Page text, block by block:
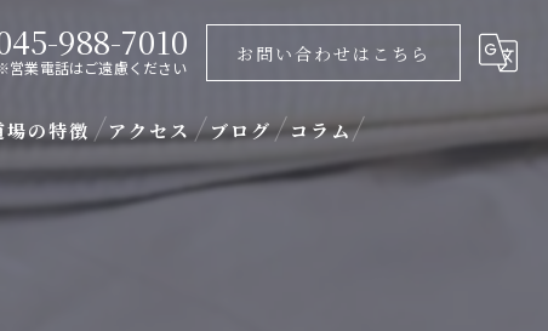
988-7010
営業電話はご遠慮ください
お問い合わせはこちら
場の特徴
ジリアン柔術
アクセス ブログ コラム